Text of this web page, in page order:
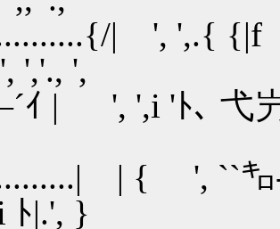
| ', ',.{
','., ',
ｲ | ', ',i 'ﾄ､
| { ', ``
|.', }